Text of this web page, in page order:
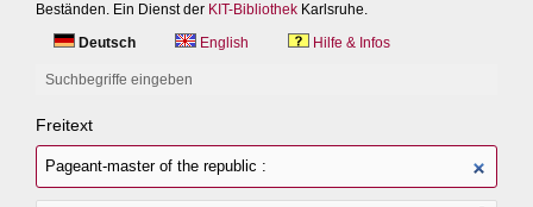
Beständen. Ein Dienst der KIT-Bibliothek Karlsruhe.
Deutsch
English Hilfe & Infos
Suchbegriffe eingeben
Freitext